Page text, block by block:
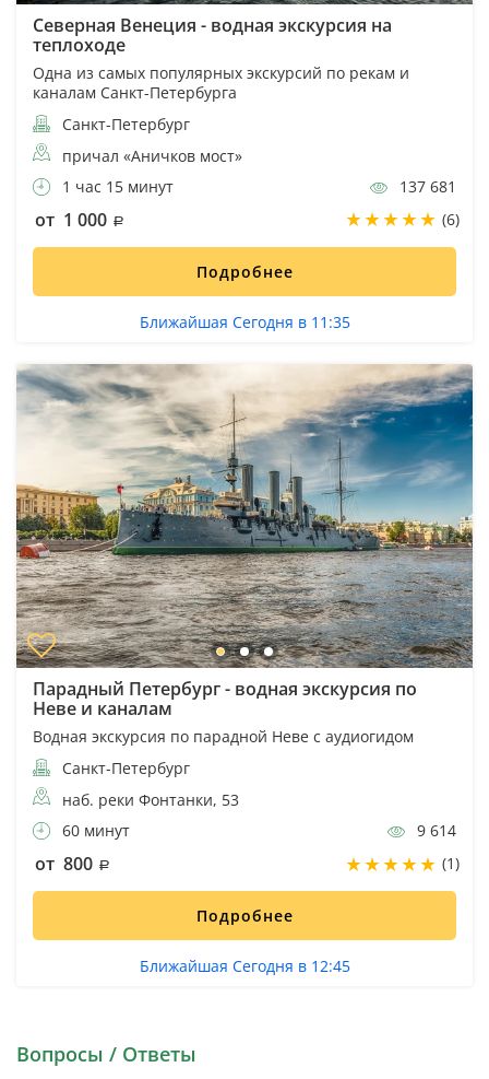
Северная Венеция - водная экскурсия на
теплоходе
Одна из самых популярных экскурсий по рекам и
каналам Санкт-Петербурга
Санкт-Петербург
причал «Аничков мост»
1 час 15 минут
137 681
от 1 000 (6)
Подробнее
Ближайшая Сегодня в 11:35
Парадный Петербург - водная экскурсия по
Неве и каналам
Водная экскурсия по парадной Неве с аудиогидом
Санкт-Петербург
наб. реки Фонтанки, 53
60 минут
9 614
от 800 (1)
Подробнее
Ближайшая Сегодня в 12:45
Вопросы / Ответы